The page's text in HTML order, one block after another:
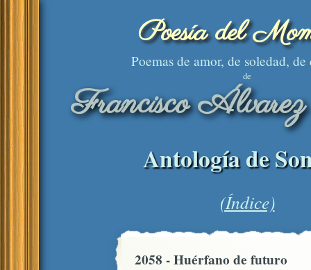
Poesía del
Poemas de amor, de soledad, de
de
Francisco
Antología de
(Índice)
2058 - Huérfano de futuro